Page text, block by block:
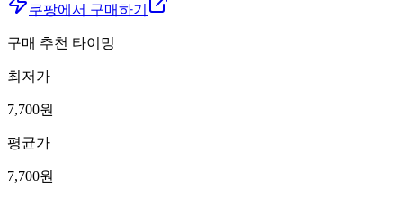
쿠팡에서 구매하기
구매 추천 타이밍
최저가
7,700원
평균가
7,700원